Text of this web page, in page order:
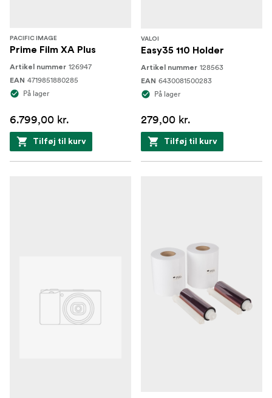
PACIFIC IMAGE
Prime Film XA Plus
Artikel nummer 126947
EAN 4719851880285
På lager
6.799,00 kr.
Tilføj til kurv
VALOI
Easy35 110 Holder
Artikel nummer 128563
EAN 6430081500283
På lager
279,00 kr.
Tilføj til kurv